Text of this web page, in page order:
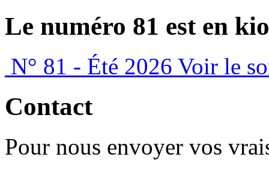
Le numéro 81 est en
N° 81 - Été 2026 Voir le
Contact
Pour nous envoyer vos